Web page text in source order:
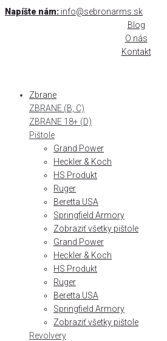
Skip
Napíšte nám: info@sebronarms.sk
Blog
O nás
Kontakt
Zbrane
ZBRANE (B, C)
ZBRANE 18+ (D)
Pištole
Grand Power
Heckler & Koch
HS Produkt
Ruger
Beretta USA
Springfield Armory
Zobraziť všetky pištole
Grand Power
Heckler & Koch
HS Produkt
Ruger
Beretta USA
Springfield Armory
Zobraziť všetky pištole
Revolvery